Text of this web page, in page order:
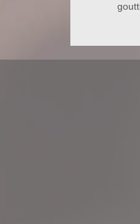
80620 et
soit le